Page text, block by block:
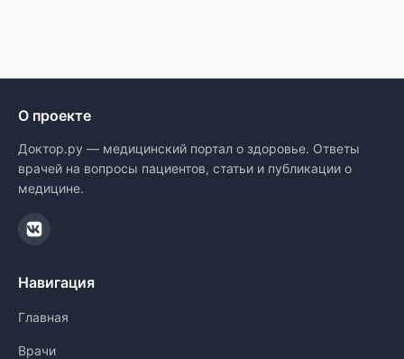
О проекте
Доктор.ру — медицинский портал о здоровье. Ответы
врачей на вопросы пациентов, статьи и публикации о
медицине.
Навигация
Главная
Врачи